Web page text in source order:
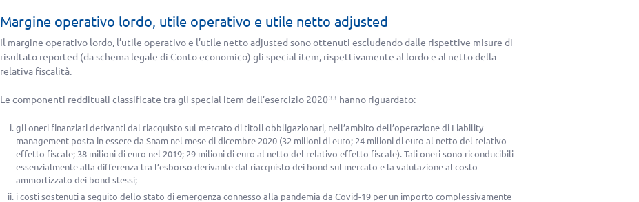
Margine operativo lordo, utile operativo e utile netto adjusted
Il margine operativo lordo, l’utile operativo e l’utile netto adjusted sono ottenuti escludendo dalle rispettive misure di
risultato reported (da schema legale di Conto economico) gli special item, rispettivamente al lordo e al netto della
relativa fiscalità.
Le componenti reddituali classificate tra gli special item dell’esercizio 202033 hanno riguardato:
gli oneri finanziari derivanti dal riacquisto sul mercato di titoli obbligazionari, nell’ambito dell’operazione di Liability
management posta in essere da Snam nel mese di dicembre 2020 (32 milioni di euro; 24 milioni di euro al netto del relativo
effetto fiscale; 38 milioni di euro nel 2019; 29 milioni di euro al netto del relativo effetto fiscale). Tali oneri sono riconducibili
essenzialmente alla differenza tra l’esborso derivante dal riacquisto dei bond sul mercato e la valutazione al costo
ammortizzato dei bond stessi;
i costi sostenuti a seguito dello stato di emergenza connesso alla pandemia da Covid-19 per un importo complessivamente